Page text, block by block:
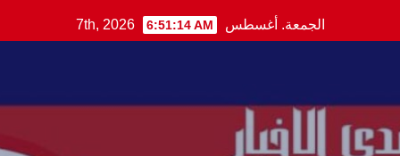
to
الجمعة. أغسطس 7th, 2026 6:51:15 AM